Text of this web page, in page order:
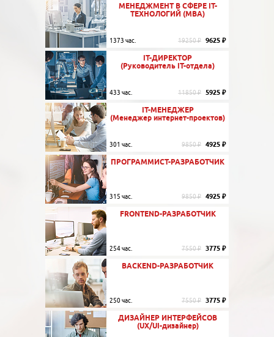
МЕНЕДЖМЕНТ В СФЕРЕ IT-
ТЕХНОЛОГИЙ (MBA)
1373 час. 19250 ₽ 9625 ₽
IT-ДИРЕКТОР
(Руководитель IT-отдела)
433 час. 11850 ₽ 5925 ₽
IT-МЕНЕДЖЕР
(Менеджер интернет-проектов)
301 час. 9850 ₽ 4925 ₽
ПРОГРАММИСТ-РАЗРАБОТЧИК
315 час. 9850 ₽ 4925 ₽
FRONTEND-РАЗРАБОТЧИК
254 час. 7550 ₽ 3775 ₽
BACKEND-РАЗРАБОТЧИК
250 час. 7550 ₽ 3775 ₽
ДИЗАЙНЕР ИНТЕРФЕЙСОВ
(UX/UI-дизайнер)